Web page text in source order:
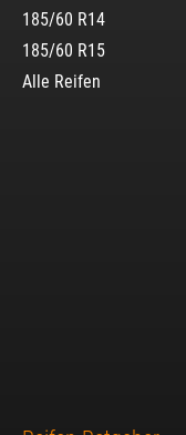
185/60 R14
185/60 R15
Alle Reifen